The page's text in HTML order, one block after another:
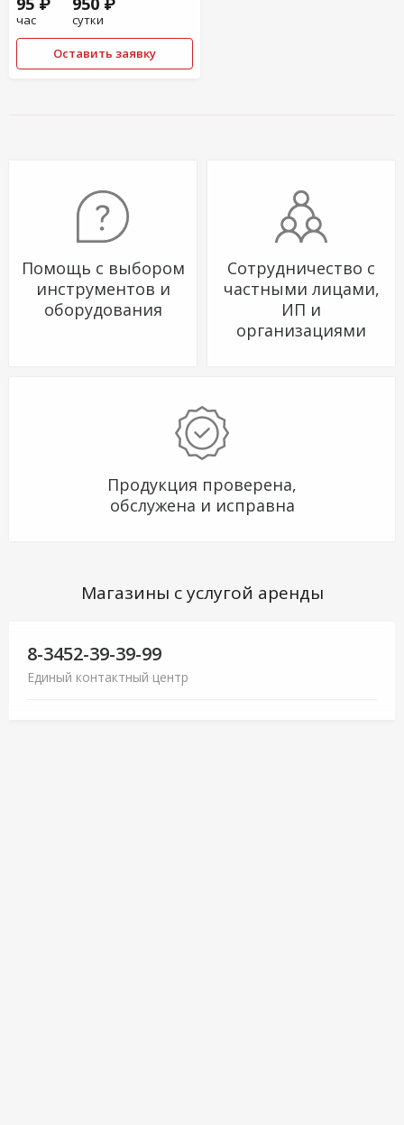
час сутки
Оставить заявку
Помощь с выбором
инструментов и
оборудования
Сотрудничество с
частными лицами,
ИП и
организациями
Продукция проверена,
обслужена и исправна
Магазины с услугой аренды
8-3452-39-39-99
Единый контактный центр